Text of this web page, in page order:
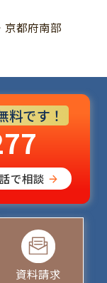
京都府南部
料です！
で相談
資料請求